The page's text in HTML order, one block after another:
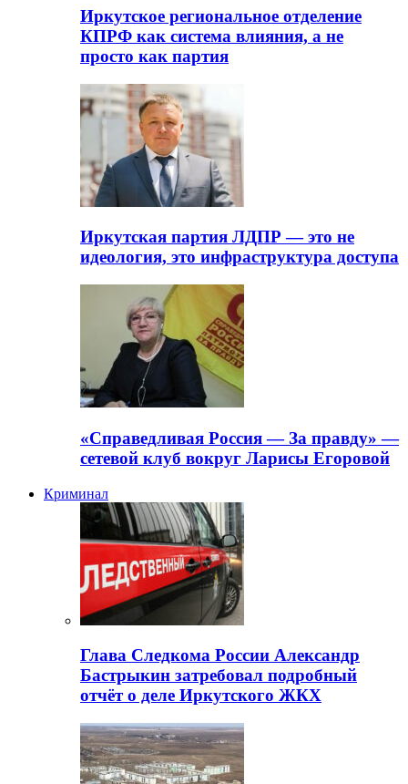
Иркутское региональное отделение
КПРФ как система влияния, а не
просто как партия
Иркутская партия ЛДПР — это не
идеология, это инфраструктура доступа
«Справедливая Россия — За правду» —
сетевой клуб вокруг Ларисы Егоровой
Криминал
Глава Следкома России Александр
Бастрыкин затребовал подробный
отчёт о деле Иркутского ЖКХ